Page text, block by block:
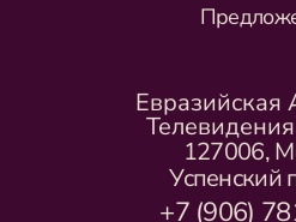
Евразийская
127006,
Успенский
+7 (906)